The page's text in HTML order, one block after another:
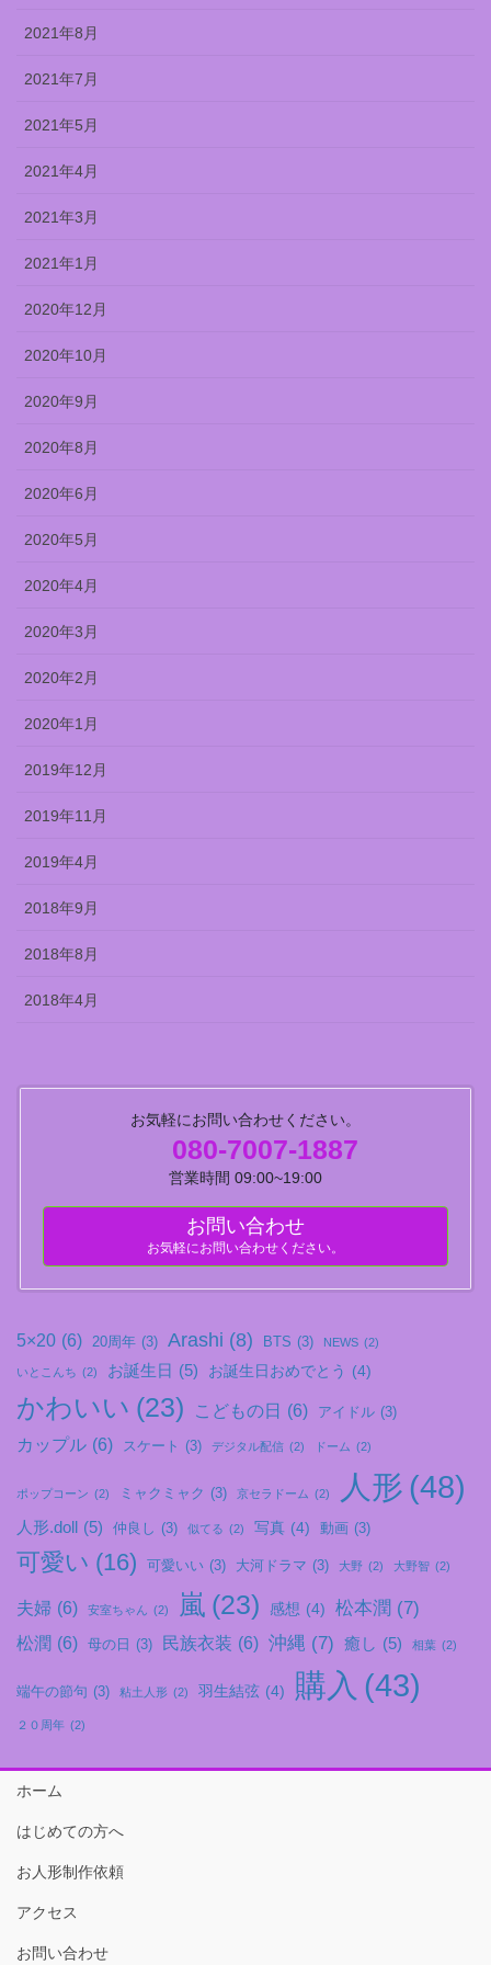
2021年8月
2021年7月
2021年5月
2021年4月
2021年3月
2021年1月
2020年12月
2020年10月
2020年9月
2020年8月
2020年6月
2020年5月
2020年4月
2020年3月
2020年2月
2020年1月
2019年12月
2019年11月
2019年4月
2018年9月
2018年8月
2018年4月
お気軽にお問い合わせください。
080-7007-1887
営業時間 09:00~19:00
お問い合わせ
お気軽にお問い合わせください。
5×20 (6) 20周年 (3) Arashi (8) BTS (3) NEWS (2)
いとこんち (2) お誕生日 (5) お誕生日おめでとう (4)
かわいい (23) こどもの日 (6) アイドル (3)
カップル (6) スケート (3) デジタル配信 (2) ドーム (2)
ポップコーン (2) ミャクミャク (3) 京セラドーム (2) 人形 (48)
人形.doll (5) 仲良し (3) 似てる (2) 写真 (4) 動画 (3)
可愛い (16) 可愛いい (3) 大河ドラマ (3) 大野 (2) 大野智 (2)
夫婦 (6) 安室ちゃん (2) 嵐 (23) 感想 (4) 松本潤 (7)
松潤 (6) 母の日 (3) 民族衣装 (6) 沖縄 (7) 癒し (5) 相葉 (2)
端午の節句 (3) 粘土人形 (2) 羽生結弦 (4) 購入 (43)
２０周年 (2)
ホーム
はじめての方へ
お人形制作依頼
アクセス
お問い合わせ